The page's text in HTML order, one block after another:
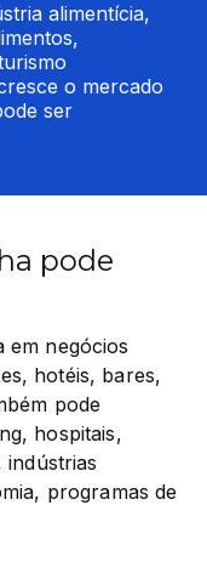
alimentícia,
o mercado
ser
pode
em negócios
hotéis, bares,
pode
hospitais,
programas de